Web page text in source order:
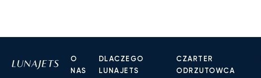
O
NAS
DLACZEGO
LUNAJETS
CZARTER
ODRZUTOWCA